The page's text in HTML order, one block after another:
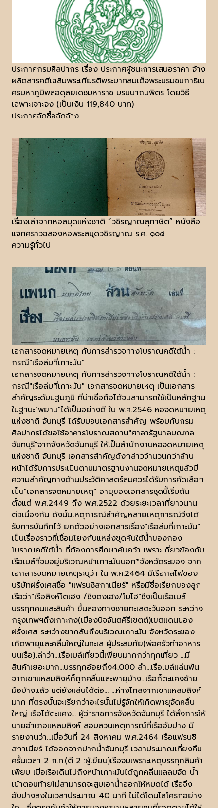
ประกาศกรมศิลปากร เรื่อง ประกาศผู้ชนะการเสนอราคา จ้าง
ผลิตสารคดีเฉลิมพระเกียรติพระบาทสมเด็จพระบรมชนกาธิเบ
ศรมหาภูมิพลอดุลยเดชมหาราช บรมนาถบพิตร โดยวิธี
เฉพาะเจาะจง (เป็นเงิน 119,840 บาท)
ประกาศจัดซื้อจัดจ้าง
เรื่องเล่าจากหอสมุดแห่งชาติ “วชิรญาณสุภาษิต” หนังสือ
แจกคราวฉลองหอพระสมุดวชิรญาณ ร.ศ. ๑๐๘
ความรู้ทั่วไป
เอกสารจดหมายเหตุ กับการสำรวจทางโบราณคดีใต้น้ำ :
กรณี"เรือล่มที่เกาะมัน"
เอกสารจดหมายเหตุ กับการสำรวจทางโบราณคดีใต้น้ำ :
กรณี"เรือล่มที่เกาะมัน" เอกสารจดหมายเหตุ เป็นเอกสาร
สำคัญระดับปฐมภูมิ ที่น่าเชื่อถือได้จนสามารถใช้เป็นหลักฐาน
ในฐานะ"พยาน"ได้เป็นอย่างดี ใน พ.ศ.2546 หอจดหมายเหตุ
แห่งชาติ จันทบุรี ได้รับมอบเอกสารสำคัญ พร้อมกับกรม
ศิลปากรได้ขอใช้อาคารโบราณสถาน"ศาลารัฐบาลมณฑล
จันทบุรี"จากจังหวัดจันทบุรี ให้เป็นสำนักงานหอจดหมายเหตุ
แห่งชาติ จันทบุรี เอกสารสำคัญดังกล่าวจำนวนกว่าล้าน
หน้าได้รับการประเมินตามมาตรฐานงานจดหมายเหตุแล้วมี
ความสำคัญทางด้านประวัติศาสตร์สมควรได้รับการคัดเลือก
เป็น"เอกสารจดหมายเหตุ" อายุของเอกสารชุดนี้เริ่มต้น
ตั้งแต่ พ.ศ.2449 ถึง พ.ศ.2522 ด้วยระยะเวลาที่ยาวนาน
ต่อเนื่องกัน ดังนั้นเหตุการณ์สำคัญหลายเหตุการณ์จึงได้
รับการบันทึกไว้ ยกตัวอย่างเอกสารเรื่อง"เรือล่มที่เกาะมัน"
เป็นเรื่องราวที่เชื่อมโยงกับแหล่งขุดค้นใต้น้ำของกอง
โบราณคดีใต้น้ำ ที่ต้องการศึกษาค้นคว้า เพราะเกี่ยวข้องกับ
เรือเมล์ที่จมอยู่บริเวณหน้าเกาะมันนอก*จังหวัดระยอง จาก
เอกสารจดหมายเหตุระบุว่า ใน พ.ศ.2464 มีเรือกลไฟของ
บริษัทฝรั่งเศสชื่อ "แฟรนซิสกาเนียร์" หรือมีชื่อเรียกของลูก
เรือว่า"เรือสิงห์โตเฮง /ชิงตงเฮง/โมโฮ"ซึ่งเป็นเรือเมล์
บรรทุกคนและสินค้า ขึ้นล่องทางชายทะเลตะวันออก ระหว่าง
กรุงเทพฯถึงเกาะกง(เมืองปัจจันตคีรีเขตต์)เขตแดนของ
ฝรั่งเศส ระหว่างขากลับถึงบริเวณเกาะมัน จังหวัดระยอง
เกิดพายุและคลื่นใหญ่ในทะเล ผู้ประสบภัย(พ่อครัวทำอาหาร
บนเรือ)เล่าว่า...เรือเมล์เที่ยวนี้เพียบมากกว่าทุกเที่ยว ...มี
สินค้าเยอะมาก...บรรทุกอ้อยถึง4,000 ลำ...เรือเมล์แล่นพ้น
จากเขาแหลมสิงห์ก็ถูกคลื่นและพายุบ้าง...เรือก็ตะแคงซ้าย
มือบ้างแล้ว แต่ยังแล่นได้ต่อ... ...ห่างไกลจากเขาแหลมสิงห์
มาก ที่ตรงนั้นจะเรียกว่าอะไรนั้นไม่รู้จักให้เกิดพายุจัดคลื่น
ใหญ่ เรือได้ตะแคง... ผู้ว่าราชการจังหวัดจันทบุรี ได้สั่งการให้
นายอำเภอแหลมสิงห์ สอบสวนเหตุการณ์ที่เรืออับปาง มี
รายงานว่า...เมื่อวันที่ 24 สิงหาคม พ.ศ.2464 เรือแฟรนซิ
สกาเนียร์ ได้ออกจากปากน้ำจันทบุรี เวลาประมาณเที่ยงคืน
ครั้นเวลา 2 ก.ท.(ตี 2 :ผู้เขียน)เรือจมเพราะเหตุบรรทุกสินค้า
เพียบ เมื่อเรือเดินไปถึงหน้าเกาะมันได้ถูกคลื่นแลลมจัด น้ำ
เข้าตอนท้ายไม่สามารถจะสูบเอาน้ำออกให้หมดได้ เรือจึง
อับปางลงในเวลาประมาณ 40 นาที ไม่ได้โดนโสโครกอย่าง